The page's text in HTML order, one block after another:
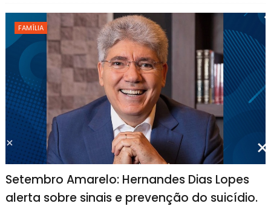
FAMÍLIA
Setembro Amarelo: Hernandes Dias Lopes
alerta sobre sinais e prevenção do suicídio.